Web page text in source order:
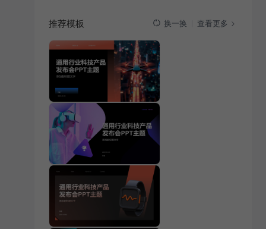
推荐模板 换一换 查看更多